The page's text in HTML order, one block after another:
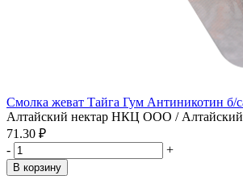
Смолка жеват Тайга Гум Антиникотин б/
Алтайский нектар НКЦ ООО /
71.30 ₽
-
+
В корзину